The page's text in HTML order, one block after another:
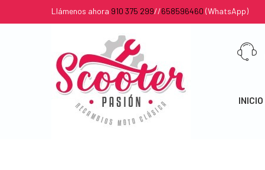
Llámenos ahora 910 375 299//658596460 (WhatsApp)
INICIO